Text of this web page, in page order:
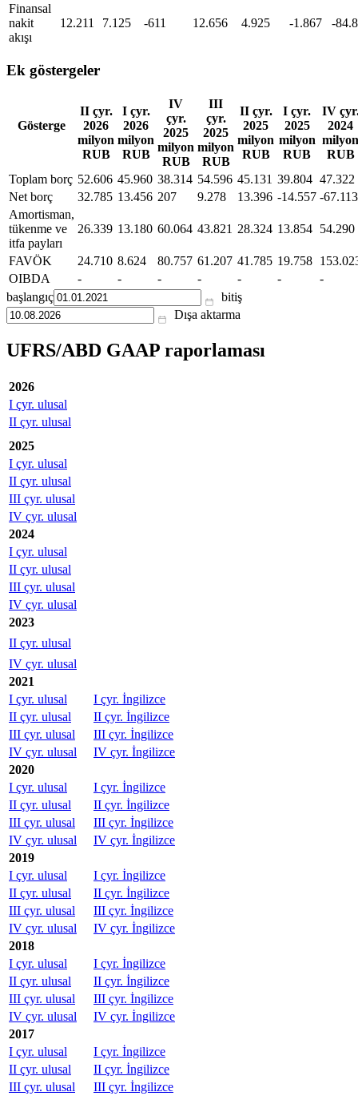
Finansal
nakit
akışı
12.211 7.125 -611 12.656 4.925 -1.867 -
Ek göstergeler
Gösterge
II çyr.
2026
milyon
RUB
I çyr.
2026
milyon
RUB
IV
çyr.
2025
milyon
RUB
III
çyr.
2025
milyon
RUB
II çyr.
2025
milyon
RUB
I çyr.
2025
milyon
RUB
IV
2024
milyon
RUB
Toplam borç 52.606 45.960 38.314 54.596 45.131 39.804 47.322
Net borç
32.785 13.456 207 9.278 13.396 -14.557 -67.113
Amortisman,
tükenme ve
itfa payları
26.339 13.180 60.064 43.821 28.324 13.854 54.290
FAVÖK 24.710 8.624 80.757 61.207 41.785 19.758
OIBDA
- - - - - -
-
başlangıç
bitiş
Dışa aktarma
UFRS/ABD GAAP raporlaması
2026
I çyr. ulusal
II çyr. ulusal
2025
I çyr. ulusal
II çyr. ulusal
III çyr. ulusal
IV çyr. ulusal
2024
I çyr. ulusal
II çyr. ulusal
III çyr. ulusal
IV çyr. ulusal
2023
II çyr. ulusal
IV çyr. ulusal
2021
I çyr. ulusal
I çyr. İngilizce
II çyr. ulusal
II çyr. İngilizce
III çyr. ulusal
III çyr. İngilizce
IV çyr. ulusal
IV çyr. İngilizce
2020
I çyr. ulusal
I çyr. İngilizce
II çyr. ulusal
II çyr. İngilizce
III çyr. ulusal
III çyr. İngilizce
IV çyr. ulusal
IV çyr. İngilizce
2019
I çyr. ulusal
I çyr. İngilizce
II çyr. ulusal
II çyr. İngilizce
III çyr. ulusal
III çyr. İngilizce
IV çyr. ulusal
IV çyr. İngilizce
2018
I çyr. ulusal
I çyr. İngilizce
II çyr. ulusal
II çyr. İngilizce
III çyr. ulusal
III çyr. İngilizce
IV çyr. ulusal
IV çyr. İngilizce
2017
I çyr. ulusal
I çyr. İngilizce
II çyr. ulusal
II çyr. İngilizce
III çyr. ulusal
III çyr. İngilizce